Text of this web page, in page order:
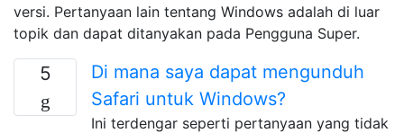
versi. Pertanyaan lain tentang Windows adalah di luar
topik dan dapat ditanyakan pada Pengguna Super.
5
Di mana saya dapat mengunduh
Safari untuk Windows?
Ini terdengar seperti pertanyaan yang tidak